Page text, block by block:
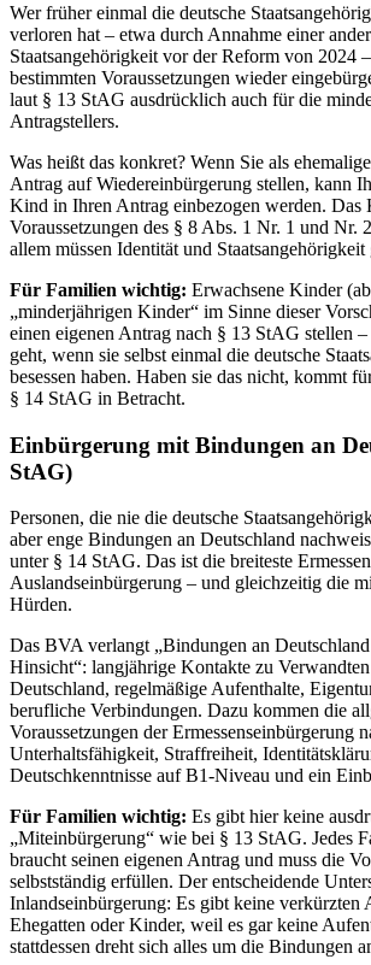
Wer früher einmal die deutsche
verloren hat – etwa durch Annahme einer
Staatsangehörigkeit vor der Reform von 2024
bestimmten Voraussetzungen wieder
laut § 13 StAG ausdrücklich auch für die
Antragstellers.
Was heißt das konkret? Wenn Sie als
Antrag auf Wiedereinbürgerung stellen, kann
Kind in Ihren Antrag einbezogen werden. Das
Voraussetzungen des § 8 Abs. 1 Nr. 1 und Nr.
allem müssen Identität und Staatsangehörigkeit
Für Familien wichtig: Erwachsene Kinder
„minderjährigen Kinder“ im Sinne dieser
einen eigenen Antrag nach § 13 StAG stellen
geht, wenn sie selbst einmal die deutsche
besessen haben. Haben sie das nicht, kommt
§ 14 StAG in Betracht.
Einbürgerung mit Bindungen an
StAG)
Personen, die nie die deutsche
aber enge Bindungen an Deutschland
unter § 14 StAG. Das ist die breiteste
Auslandseinbürgerung – und gleichzeitig die
Hürden.
Das BVA verlangt „Bindungen an
Hinsicht“: langjährige Kontakte zu
Deutschland, regelmäßige Aufenthalte,
berufliche Verbindungen. Dazu kommen die
Voraussetzungen der Ermessenseinbürgerung
Unterhaltsfähigkeit, Straffreiheit,
Deutschkenntnisse auf B1-Niveau und ein
Für Familien wichtig: Es gibt hier keine
„Miteinbürgerung“ wie bei § 13 StAG. Jedes
braucht seinen eigenen Antrag und muss die
selbstständig erfüllen. Der entscheidende
Inlandseinbürgerung: Es gibt keine verkürzten
Ehegatten oder Kinder, weil es gar keine
stattdessen dreht sich alles um die Bindungen